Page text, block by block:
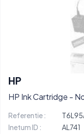
HP
HP Ink Cartridge -
Referentie :
Inetum ID :
AL741